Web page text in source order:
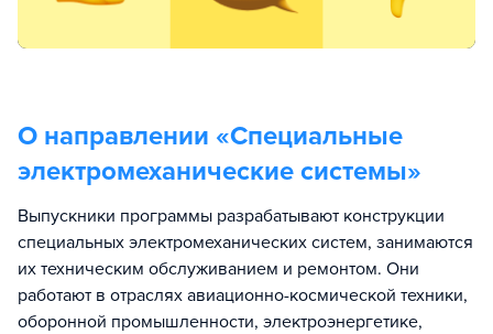
О направлении «Специальные
электромеханические системы»
Выпускники программы разрабатывают конструкции
специальных электромеханических систем, занимаются
их техническим обслуживанием и ремонтом. Они
работают в отраслях авиационно-космической техники,
оборонной промышленности, электроэнергетике,